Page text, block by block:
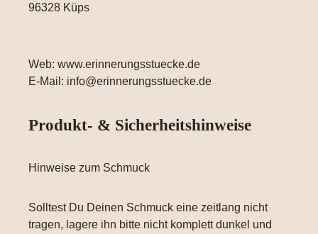
96328 Küps
Web: www.erinnerungsstuecke.de
E-Mail: info@erinnerungsstuecke.de
Produkt- & Sicherheitshinweise
Hinweise zum Schmuck
Solltest Du Deinen Schmuck eine zeitlang nicht
tragen, lagere ihn bitte nicht komplett dunkel und